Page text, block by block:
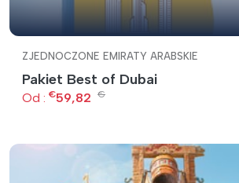
ZJEDNOCZONE EMIRATY ARABSKIE
Pakiet Best of Dubai
Od : €59,82 €